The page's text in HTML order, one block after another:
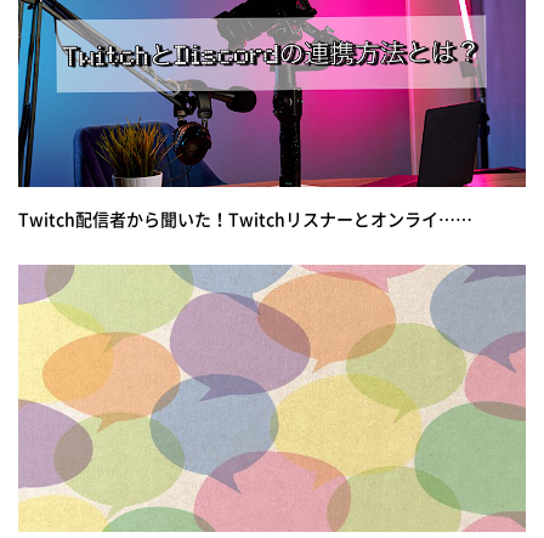
Twitch配信者から聞いた！Twitchリスナーとオンライ……